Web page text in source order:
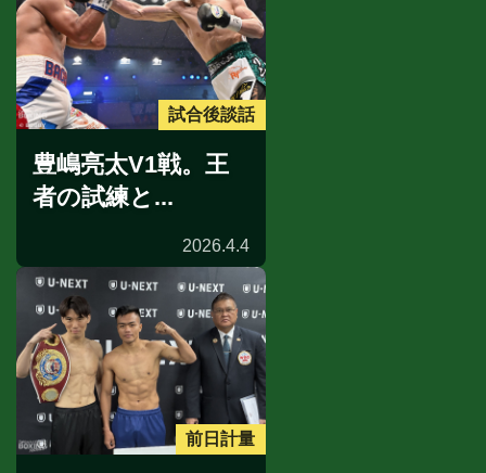
試合後談話
豊嶋亮太V1戦。王
者の試練と...
2026.4.4
前日計量